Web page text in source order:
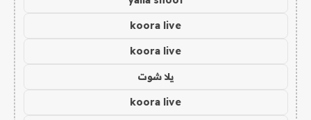
koora live
koora live
يلا شوت
koora live